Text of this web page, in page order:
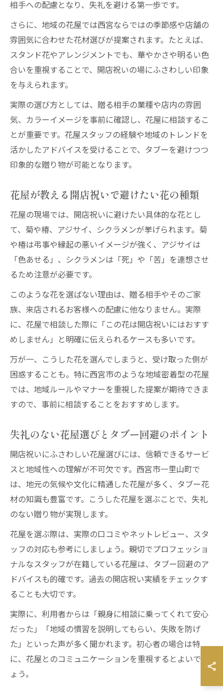
相手への配慮となり、失礼を避ける第一歩です。
さらに、地域の花屋では西宮ならではの季節感や店舗の
雰囲気に合わせた花材選びが提案されます。たとえば、
スタンド花やアレンジメントでも、華やかさや明るい色
合いを重視することで、開店祝いの場にふさわしい印象
を与えられます。
実際の選び方としては、贈る相手の業種や店内の雰囲
気、カラーイメージを事前に確認し、花屋に相談するこ
とが重要です。花屋スタッフの経験や地域のトレンドを
活かしたアドバイスを受けることで、タブーを避けつつ
印象的な贈り物が可能となります。
花屋が教える開店祝いで避けたい花の種類
花屋の現場では、開店祝いに避けたい具体的な花とし
て、菊や椿、アジサイ、シクラメンが挙げられます。菊
や椿は弔事や縁起の悪いイメージが強く、アジサイは
「色あせる」、シクラメンは「死」や「苦」を連想させ
るため注意が必要です。
このような花を選ばない理由は、贈る相手やそのご家
族、来店されるお客様への配慮に他なりません。実際
に、花屋で相談した際に「この花は開店祝いにはおすす
めしません」と明確に伝えられるケースも多いです。
万が一、こうした花を選んでしまうと、受け取った側が
困惑することも。特に西宮市のような地域密着型の花屋
では、地域ルールやマナーを重視した提案が期待できま
すので、事前に相談することをおすすめします。
失礼のない花屋選びとタブー回避のポイント
開店祝いにふさわしい花屋選びには、信頼できるサービ
スと地域性への理解が不可欠です。西宮市一里山町で
は、地元の気候や文化に精通した花屋が多く、タブー花
材の知識も豊富です。こうした花屋を選ぶことで、失礼
のない贈り物が実現します。
花屋を選ぶ際は、実際の口コミやネットレビュー、スタ
ッフの対応も参考にしましょう。親切でプロフェッショ
ナルなスタッフが在籍している花屋は、タブー回避のア
ドバイスも的確です。過去の開店祝い実績をチェックす
ることも大切です。
実際に、利用者からは「親身に相談に乗ってくれて安心
だった」「地域の慣習を説明してもらい、失敗を防げ
た」といった声が多く聞かれます。初心者の場合は特
に、花屋とのコミュニケーションを重視するとよいでし
ょう。